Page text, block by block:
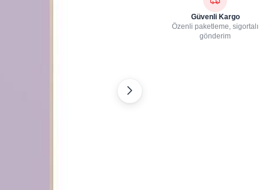
Güvenli Kargo
Özenli paketleme, sigortalı
gönderim